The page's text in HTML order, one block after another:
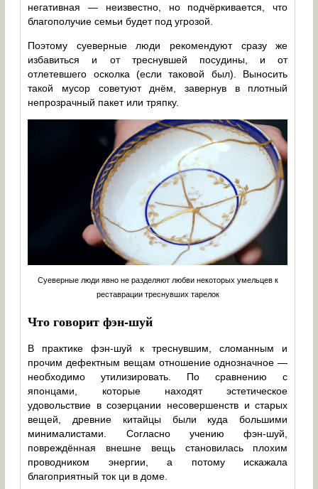
негативная — неизвестно, но подчёркивается, что
благополучие семьи будет под угрозой.
Поэтому суеверные люди рекомендуют сразу же
избавиться и от треснувшей посудины, и от
отлетевшего осколка (если таковой был). Выносить
такой мусор советуют днём, завернув в плотный
непрозрачный пакет или тряпку.
Суеверные люди явно не разделяют любви некоторых умельцев к
реставрации треснувших тарелок
Что говорит фэн-шуй
В практике фэн-шуй к треснувшим, сломанным и
прочим дефектным вещам отношение однозначное —
необходимо утилизировать. По сравнению с
японцами, которые находят эстетическое
удовольствие в созерцании несовершенств и старых
вещей, древние китайцы были куда большими
минималистами. Согласно учению фэн-шуй,
повреждённая внешне вещь становилась плохим
проводником энергии, а потому искажала
благоприятный ток ци в доме.